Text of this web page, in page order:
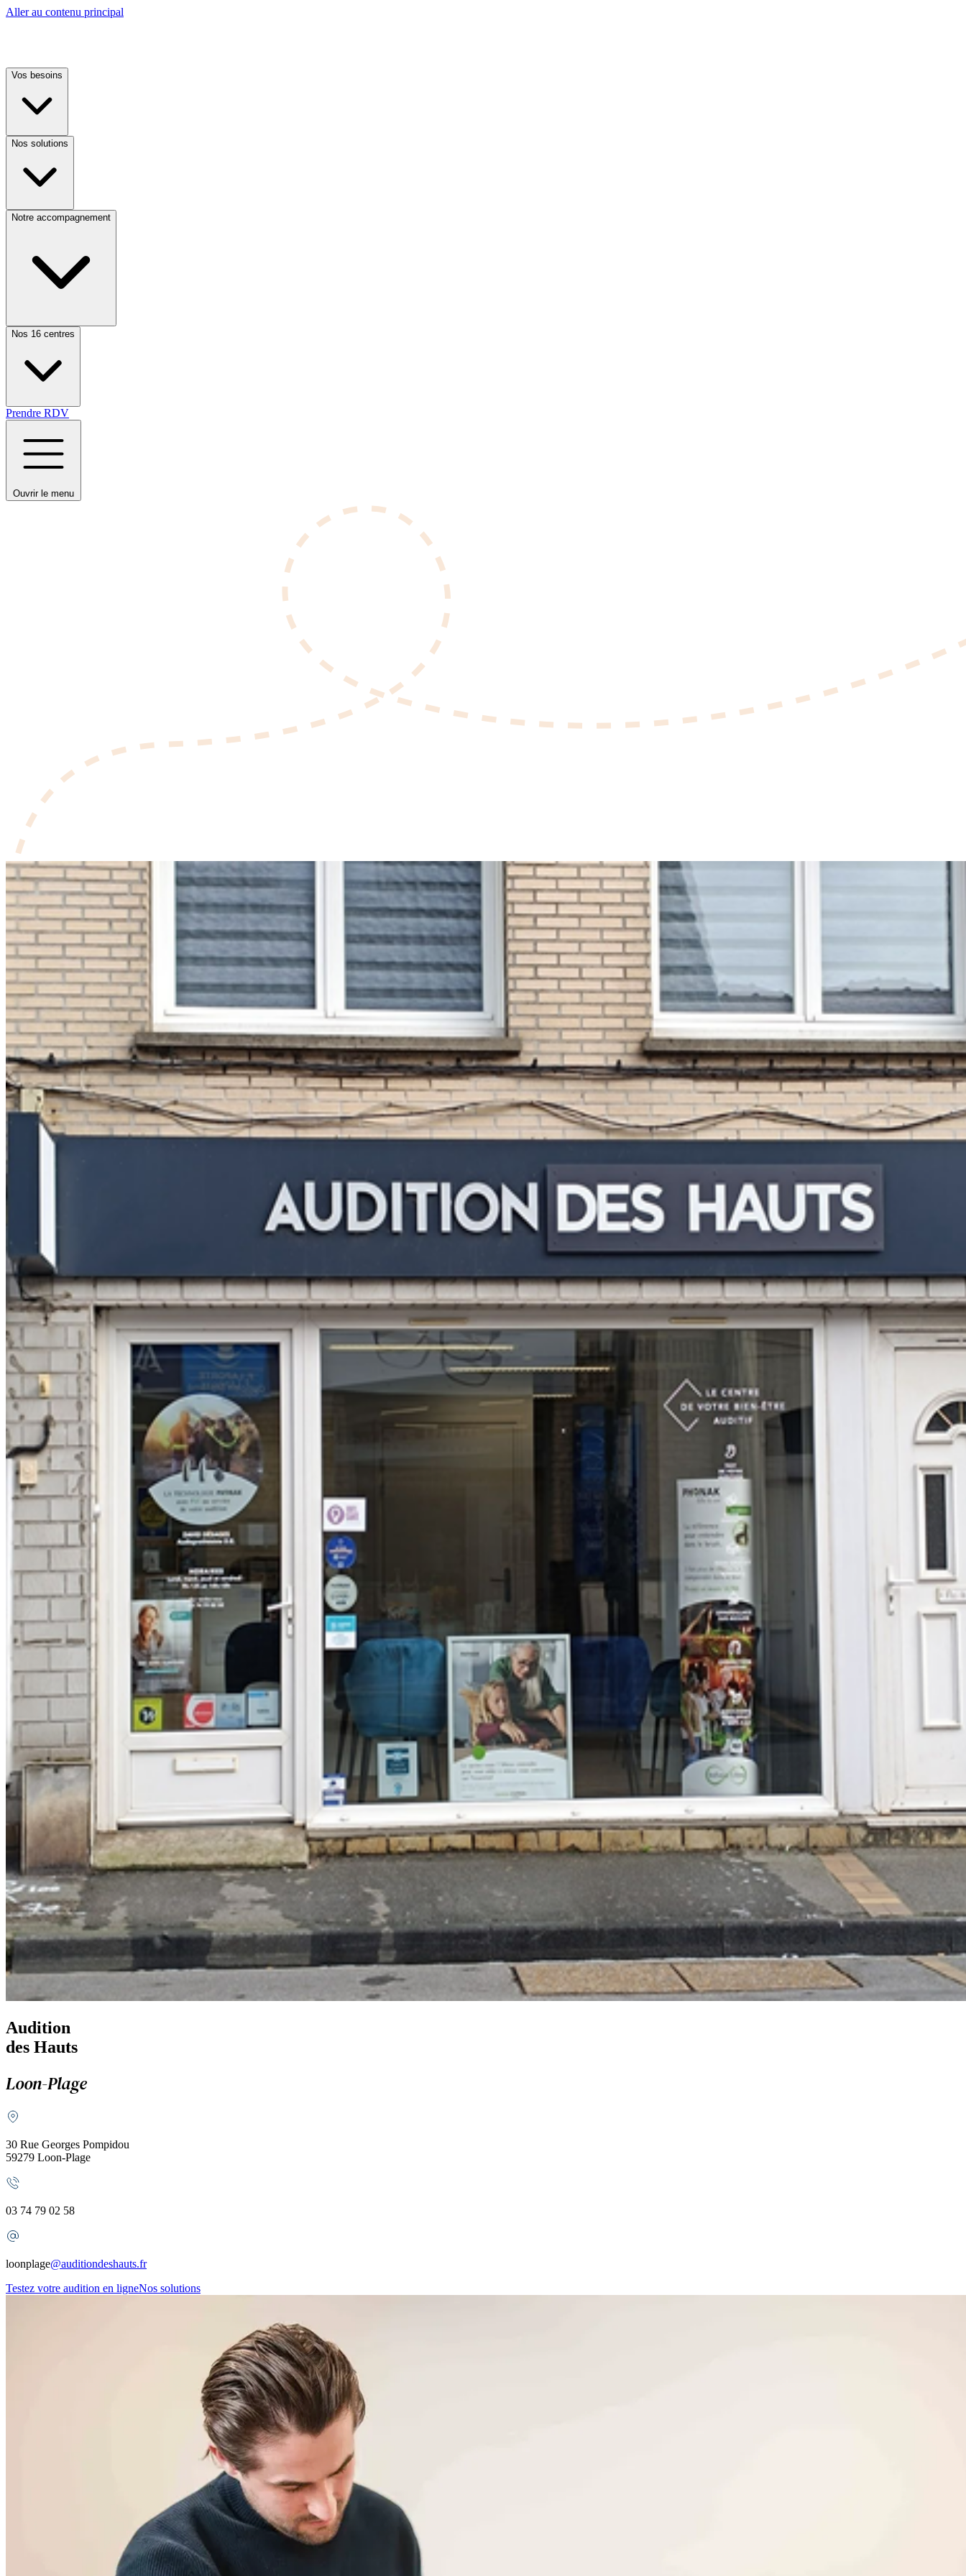
Aller au contenu principal
Vos besoins
Nos solutions
Notre accompagnement
Nos 16 centres
Prendre RDV
Ouvrir le menu
Audition
des Hauts
Loon-Plage
30 Rue Georges Pompidou
59279 Loon-Plage
03 74 79 02 58
loonplage@auditiondeshauts.fr
Testez votre audition en ligneNos solutions